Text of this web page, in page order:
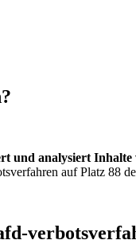
und analysiert Inhalte
auf Platz 88